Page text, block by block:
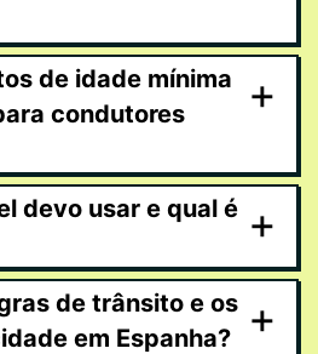
de idade mínima
condutores
+
devo usar e qual é +
de trânsito e os
em Espanha?
+